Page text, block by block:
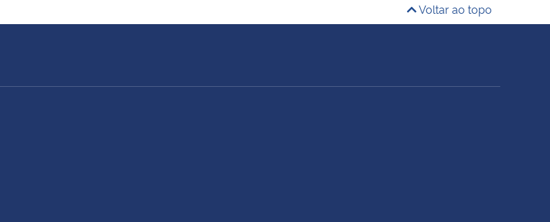
Voltar ao topo